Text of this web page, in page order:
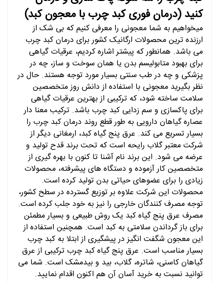
کنید (درمان فوری کبد چرب با معجون کبد)
میخواهیم به شما معجونی را معرفی کنیم که بی شک از
ارزنده ترین محصولات ارگانیک کشور برای درمان کبد چرب
می باشد. همانطور که پیشتر اشاره کردیم، عرقیات گیاهی
برای بهبود متابولیسم بدن یا همان سوخت و ساز، چه در
پزشکی و چه در طب سنتی بسیار مورد توجه هستند. حال در
نظر بگیرید معجونی با استفاده از دانش روز متخصصین
سلامت ساخته شود، که ترکیبی از بهترین عرقیات گیاهی
برای پاکسازی و سم زدایی کبد چرب باشد. ترکیب معنا دار
عصاره گیاهان دارویی به طور قطع روند درمان کبد چرب را
بسیار تسریع می کند. عرق پنج گیاه کبد، ارمغانی دیگر از
شرکت معتبر گلاب رایحه است که تحت برند قدح تولید و
عرضه می شود. این برند نام آشنا تا کنون با بهره گیری از
متخصصین کار آزموده و دستگاه های پیشرفته، محصولات
زیادی را برای عضوهای حیاتی بدن تولید کرده است.
محصولات این شرکت علاوه بر توزیع گسترده در سطح کشور،
توجه مصرف کنندگان خارجی را نیز به خود جلب کرده است.
مصرف عرق پنج گیاه کبد یک روش طبیعی و بسیار مطمئن
برای باز گرداندن سلامتی به کبد است. همچنین استفاده از
این معجون شگفت انگیز در پیشگیری از ابتلا به کبد چرب
بسیار مناسب است. عرق پنج گیاه کبد چرب ترکیبی از عرق
گیاهان کاسنی، شاتره، گلاب، بید و بیدمشک است. شما می
توانید نسبت به خرید آسان آن هم اکنون اقدام نمایید.